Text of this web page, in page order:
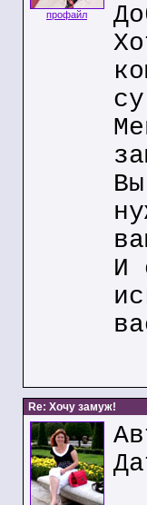
профайл
И
Re: Хочу замуж!